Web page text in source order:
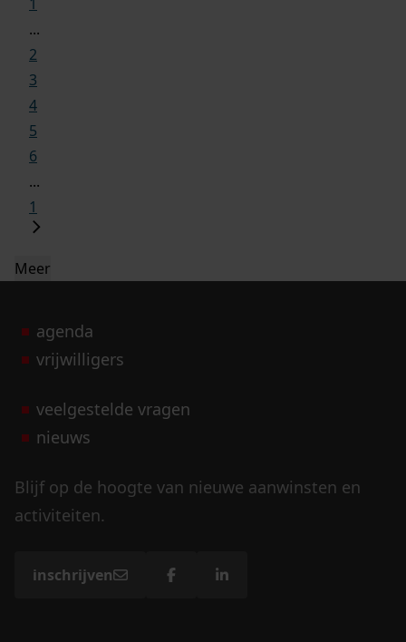
...
2
3
4
5
6
...
1
Meer
agenda
vrijwilligers
veelgestelde vragen
nieuws
Blijf op de hoogte van nieuwe aanwinsten en
activiteiten.
inschrijven